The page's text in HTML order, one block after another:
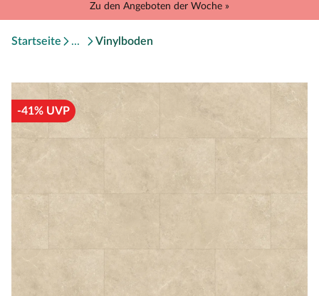
Zu den Angeboten der Woche »
Startseite Vinylboden
-41% UVP